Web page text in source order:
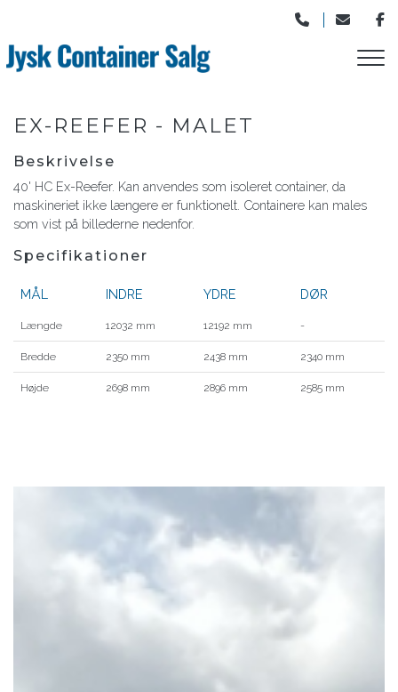
hovedindhold
EX-REEFER - MALET
Beskrivelse
40' HC Ex-Reefer. Kan anvendes som isoleret container, da
maskineriet ikke længere er funktionelt. Containere kan males
som vist på billederne nedenfor.
Specifikationer
MÅL INDRE YDRE DØR
Længde 12032 mm 12192 mm -
Bredde 2350 mm 2438 mm 2340 mm
Højde 2698 mm 2896 mm 2585 mm